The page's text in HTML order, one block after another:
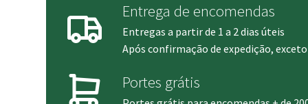
Entrega de encomendas
Entregas a partir de 1 a 2 dias úteis
Após confirmação de expedição,
Portes grátis